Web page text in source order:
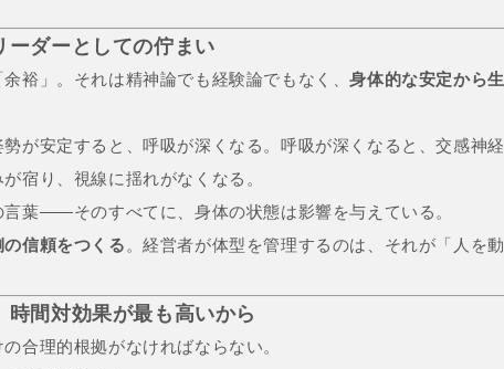
ダーとしての佇まい
裕」。それは精神論でも経験論でもなく、身体的な安定から生
が安定すると、呼吸が深くなる。呼吸が深くなると、交感神経
宿り、視線に揺れがなくなる。
葉——そのすべてに、身体の状態は影響を与えている。
信頼をつくる 。経営者が体型を管理するのは、それが「人を動
間対効果が最も高いから
合理的根拠がなければならない。